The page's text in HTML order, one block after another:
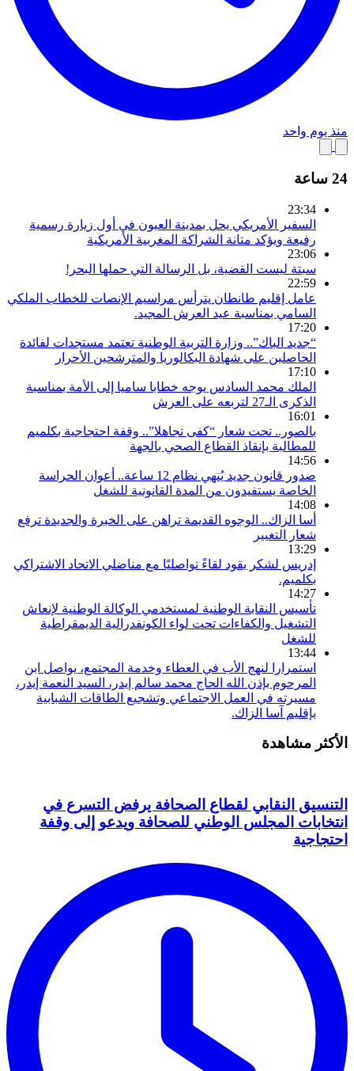
منذ يوم واحد
24 ساعة
23:34
السفير الأمريكي يحل بمدينة العيون في أول زيارة رسمية
رفيعة ويؤكد متانة الشراكة المغربية الأمريكية
23:06
سبتة ليست القضية، بل الرسالة التي حملها البحر!
22:59
عامل إقليم طانطان يترأس مراسيم الإنصات للخطاب الملكي
السامي بمناسبة عيد العرش المجيد.
17:20
“جديد الباك”.. وزارة التربية الوطنية تعتمد مستجدات لفائدة
الحاصلين على شهادة البكالوريا والمترشحين الأحرار
17:10
الملك محمد السادس يوجه خطابا ساميا إلى الأمة بمناسبة
الذكرى الـ27 لتربعه على العرش
16:01
بالصور.. تحت شعار “كفى تجاهلا”.. وقفة احتجاجية بكلميم
للمطالبة بإنقاذ القطاع الصحي بالجهة
14:56
صدور قانون جديد يُنهي نظام 12 ساعة.. أعوان الحراسة
الخاصة يستفيدون من المدة القانونية للشغل
14:08
أسا الزاك.. الوجوه القديمة تراهن على الخبرة والجديدة ترفع
شعار التغيير
13:29
إدريس لشكر يقود لقاءً تواصليًا مع مناضلي الاتحاد الاشتراكي
بكلميم.
14:27
تأسيس النقابة الوطنية لمستخدمي الوكالة الوطنية لإنعاش
التشغيل والكفاءات تحت لواء الكونفدرالية الديمقراطية
للشغل
13:44
استمرارا لنهج الأب في العطاء وخدمة المجتمع، يواصل ابن
المرحوم بإذن الله الحاج محمد سالم إيدر، السيد النعمة إيدر،
مسيرته في العمل الاجتماعي وتشجيع الطاقات الشبابية
بإقليم آسا الزاك.
الأكثر مشاهدة
التنسيق النقابي لقطاع الصحافة يرفض التسرع في
انتخابات المجلس الوطني للصحافة ويدعو إلى وقفة
احتجاجية